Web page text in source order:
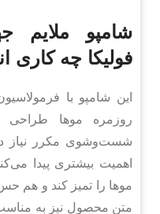
شامپو ملایم
فولیکا چه کاری
این شامپو با
روزمره موها طراحی
شست‌وشوی مکرر نیاز
اهمیت بیشتری پیدا
موها را تمیز کند و هم
متن محصول نیز به